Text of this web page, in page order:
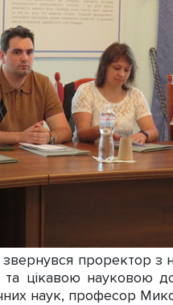
проректор з
цікавою науковою
наук, професор